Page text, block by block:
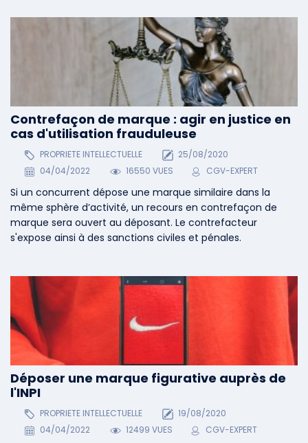
Déposer une marque figurative auprès de
l'INPI
PROPRIETE INTELLECTUELLE
19/08/2020
04/04/2022
12499 VUES CGV-EXPERT
Contrefaçon de marque : agir en justice en
cas d'utilisation frauduleuse
PROPRIETE INTELLECTUELLE
25/08/2020
04/04/2022
16550 VUES CGV-EXPERT
Si un concurrent dépose une marque similaire dans la
même sphère d’activité, un recours en contrefaçon de
marque sera ouvert au déposant. Le contrefacteur
s'expose ainsi à des sanctions civiles et pénales.